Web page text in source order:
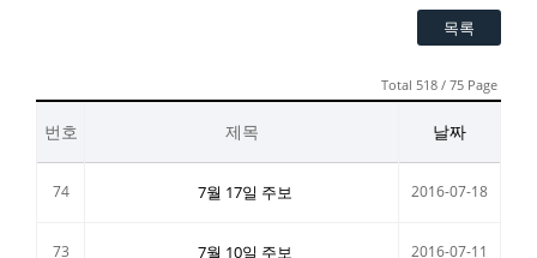
목록
Total 518 / 75 Page
번호 제목 날짜
74 7월 17일 주보 2016-07-18
73 7월 10일 주보 2016-07-11